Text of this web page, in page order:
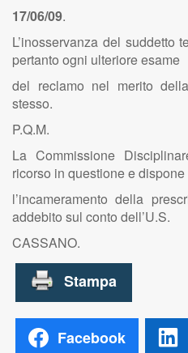
17/06/09.
L’inosservanza del suddetto
pertanto ogni ulteriore esame
del reclamo nel merito
stesso.
P.Q.M.
La Commissione
ricorso in questione e dispone
l’incameramento della
addebito sul conto dell’U.S.
CASSANO.
Facebook